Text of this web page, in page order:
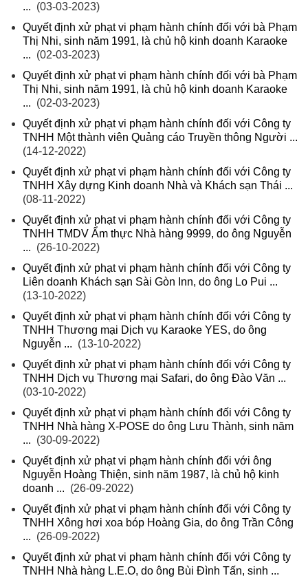
... (03-03-2023)
Quyết định xử phạt vi phạm hành chính đối với bà Phạm
Thị Nhi, sinh năm 1991, là chủ hộ kinh doanh Karaoke
... (02-03-2023)
Quyết định xử phạt vi phạm hành chính đối với bà Phạm
Thị Nhi, sinh năm 1991, là chủ hộ kinh doanh Karaoke
... (02-03-2023)
Quyết định xử phạt vi phạm hành chính đối với Công ty
TNHH Một thành viên Quảng cáo Truyền thông Người ...
(14-12-2022)
Quyết định xử phạt vi phạm hành chính đối với Công ty
TNHH Xây dựng Kinh doanh Nhà và Khách sạn Thái ...
(08-11-2022)
Quyết định xử phạt vi phạm hành chính đối với Công ty
TNHH TMDV Ẩm thực Nhà hàng 9999, do ông Nguyễn
... (26-10-2022)
Quyết định xử phạt vi phạm hành chính đối với Công ty
Liên doanh Khách sạn Sài Gòn Inn, do ông Lo Pui ...
(13-10-2022)
Quyết định xử phạt vi phạm hành chính đối với Công ty
TNHH Thương mại Dịch vụ Karaoke YES, do ông
Nguyễn ... (13-10-2022)
Quyết định xử phạt vi phạm hành chính đối với Công ty
TNHH Dịch vụ Thương mại Safari, do ông Đào Văn ...
(03-10-2022)
Quyết định xử phạt vi phạm hành chính đối với Công ty
TNHH Nhà hàng X-POSE do ông Lưu Thành, sinh năm
... (30-09-2022)
Quyết định xử phạt vi phạm hành chính đối với ông
Nguyễn Hoàng Thiện, sinh năm 1987, là chủ hộ kinh
doanh ... (26-09-2022)
Quyết định xử phạt vi phạm hành chính đối với Công ty
TNHH Xông hơi xoa bóp Hoàng Gia, do ông Trần Công
... (26-09-2022)
Quyết định xử phạt vi phạm hành chính đối với Công ty
TNHH Nhà hàng L.E.O, do ông Bùi Đình Tấn, sinh ...